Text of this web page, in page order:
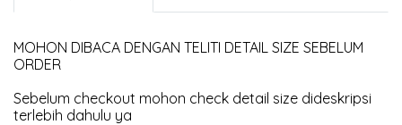
MOHON DIBACA DENGAN TELITI DETAIL SIZE SEBELUM
ORDER
Sebelum checkout mohon check detail size dideskripsi
terlebih dahulu ya